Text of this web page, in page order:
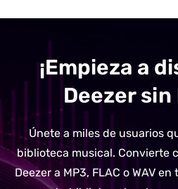
¡Empieza a
Deezer
Únete a miles de usuarios
biblioteca musical. Convierte
Deezer a MP3, FLAC o WAV